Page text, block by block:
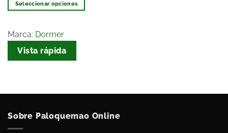
Seleccionar opciones
Marca: Dormer
Vista rápida
Sobre Paloquemao Online